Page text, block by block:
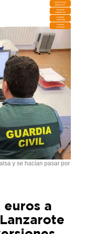
DESCARGA
MIRAPLAY
Buzón de
Sugerencias
Contratar
Publicidad
Contacto
Comercial
y se hacían pasar por
a